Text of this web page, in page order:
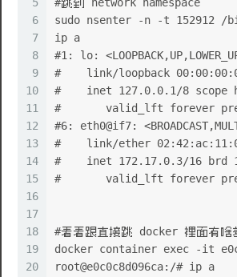
6
7
8
9
10
11
12
13
14
15
16
17
18
19
20
sudo nsenter -n -t 152912 /
ip a
#1: lo:
#    link/loopback
#    inet 127.0.0.1/8 scope
#       valid_lft forever
#6: eth0@if7:
#    link/ether
#    inet 172.17.0.3/16 brd
#       valid_lft forever
#看看跟直接跳 docker 裡面有
docker container exec -it
root@e0c0c8d096ca:/# ip a